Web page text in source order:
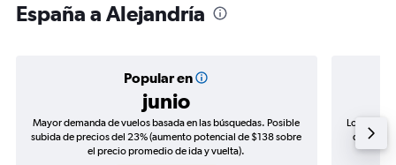
España a Alejandría
Popular en
junio
Mayor demanda de vuelos basada en las búsquedas. Posible
subida de precios del 23% (aumento potencial de $138 sobre
el precio promedio de ida y vuelta).
Los
de